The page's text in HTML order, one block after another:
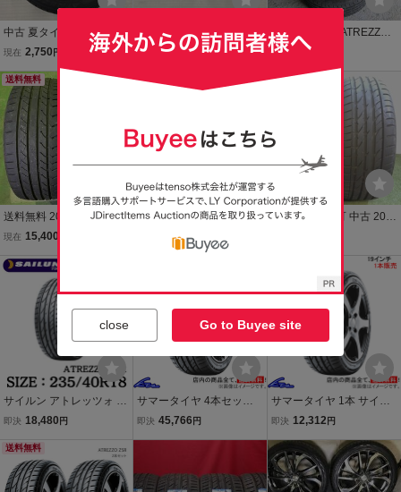
中古 夏タイヤ 235/45R18
SAILUN サイルン ATREZ
現在 2,750 円
中古 夏タイヤ 235/45R18
SAILUN サイルン ATREZ
年製
現在 4,950円
SAILUN TIRE ATREZZO 2
15/55/R17 2023年製 ドリ
インチ サイルン アトレッ
ツォ シルビア スカイライ
現在 4,580
送料無料
送料無料 2025年製 夏タ
イヤ Maxtrek マックスト
5/40ZR19 245/40-19 98W
2本セット バリ溝
現在 15,400
ミシュラン PILOTSPOR
19 中古タイヤ２本
11,200円
個人宅配送不可 中古 205/
サイルン アトレッツォ ZS
R 235/40R18 2本価格 SAI
即決 18,480 円
サマータイヤ 4本セット
サイルンタイヤ アトレッ
0-19 19インチ 245mm
即決 45,766 円
サマータイヤ 1本 サイル
ンタイヤ アトレッツォ ZS
L】SAILUN TIRE ATREZZ
O 245/40R19 245/40-19
19インチ 245mm 40%
即決 12,312 円
送料無料
close Go to Buyee site